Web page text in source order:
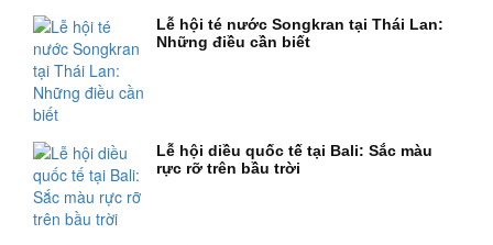
Lễ hội té nước Songkran tại Thái Lan:
Những điều cần biết
Lễ hội diều quốc tế tại Bali: Sắc màu
rực rỡ trên bầu trời